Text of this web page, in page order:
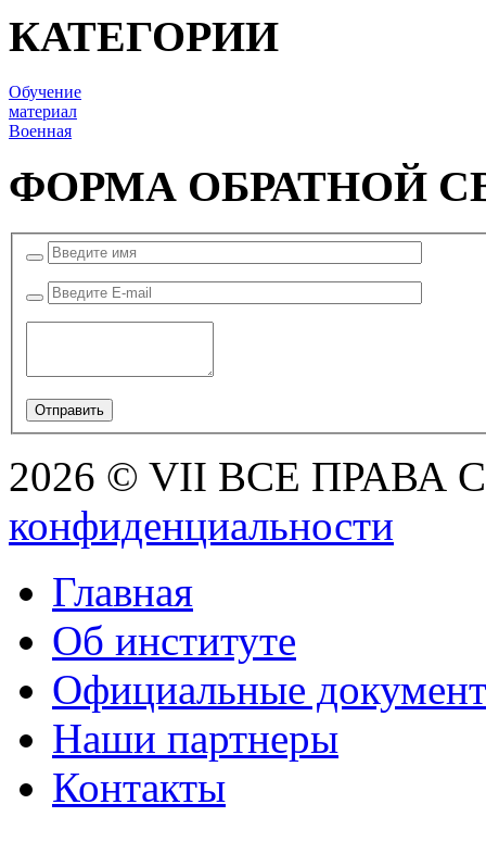
КАТЕГОРИИ
Обучение
материал
Военная
ФОРМА ОБРАТНОЙ
2026 © VII ВСЕ ПРАВА
конфиденциальности
Главная
Об институте
Официальные
Наши партнеры
Контакты